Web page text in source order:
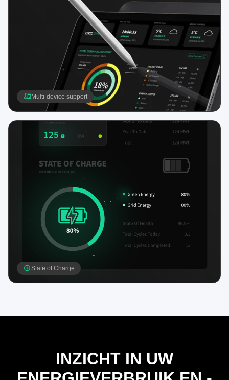
Multi-device support
State of Charge
INZICHT IN UW